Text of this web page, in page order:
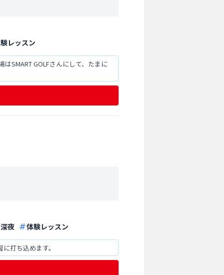
レッスン
SMART GOLFさんにして、たまに
深夜 体験レッスン
打ち込めます。